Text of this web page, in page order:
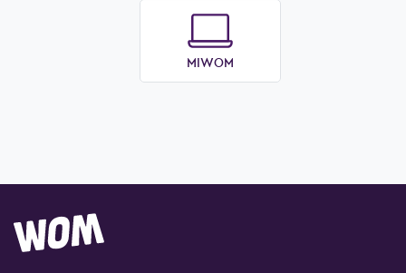
MIWOM